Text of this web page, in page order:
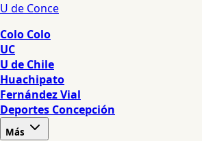
U de Conce
Colo Colo
UC
U de Chile
Huachipato
Fernández Vial
Deportes Concepción
Más